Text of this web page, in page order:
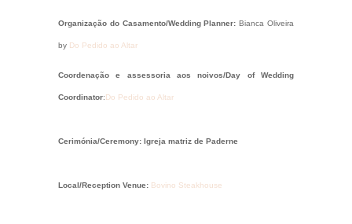
Organização do Casamento/Wedding Planner: Bianca Oliveira
by Do Pedido ao Altar
Coordenação e assessoria aos noivos/Day of Wedding
Coordinator:Do Pedido ao Altar
Cerimónia/Ceremony: Igreja matriz de Paderne
Local/Reception Venue: Bovino Steakhouse